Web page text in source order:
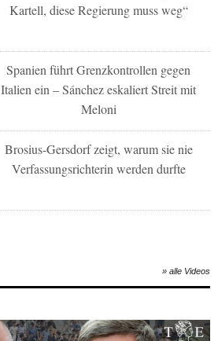
Kartell, diese Regierung muss weg“
Spanien führt Grenzkontrollen gegen
Italien ein – Sánchez eskaliert Streit mit
Meloni
Brosius-Gersdorf zeigt, warum sie nie
Verfassungsrichterin werden durfte
» alle Videos